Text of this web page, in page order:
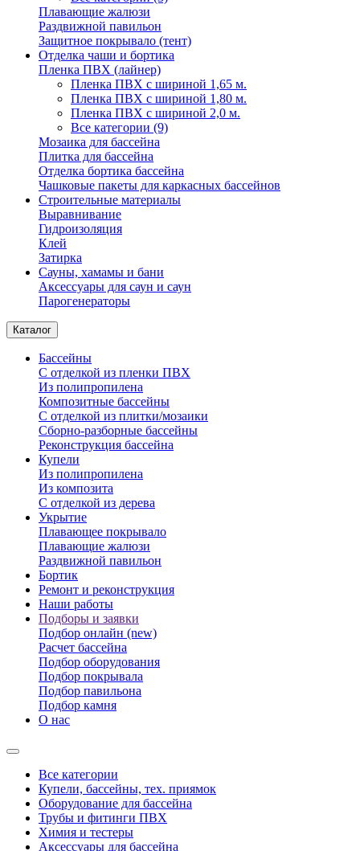
Плавающие жалюзи
Раздвижной павильон
Защитное покрывало (тент)
Отделка чаши и бортика
Пленка ПВХ (лайнер)
Пленка ПВХ с шириной 1,65 м.
Пленка ПВХ с шириной 1,80 м.
Пленка ПВХ с шириной 2,0 м.
Все категории (9)
Мозаика для бассейна
Плитка для бассейна
Отделка бортика бассейна
Чашковые пакеты для каркасных бассейнов
Строительные материалы
Выравнивание
Гидроизоляция
Клей
Затирка
Сауны, хамамы и бани
Аксессуары для саун и саун
Парогенераторы
Каталог
Бассейны
С отделкой из пленки ПВХ
Из полипропилена
Композитные бассейны
С отделкой из плитки/мозаики
Сборно-разборные бассейны
Реконструкция бассейна
Купели
Из полипропилена
Из композита
С отделкой из дерева
Укрытие
Плавающее покрывало
Плавающие жалюзи
Раздвижной павильон
Бортик
Ремонт и реконструкция
Наши работы
Подборы и заявки
Подбор онлайн (new)
Расчет бассейна
Подбор оборудования
Подбор покрывала
Подбор павильона
Подбор камня
О нас
Все категории
Купели, бассейны, тех. приямок
Оборудование для бассейна
Трубы и фитинги ПВХ
Химия и тестеры
Аксессуары для бассейна